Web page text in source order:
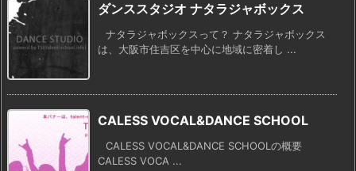
ダンススタジオ ナタラジャボックス
ナタラジャボックスって？ ナタラジャボックス
は、大阪市住吉区を中心に地域に密着し ...
CALESS VOCAL&DANCE SCHOOL
CALESS VOCAL&DANCE SCHOOLの概要
CALESS VOCA ...